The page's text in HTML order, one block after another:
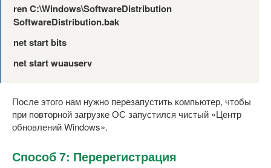
ren C:\Windows\SoftwareDistribution
SoftwareDistribution.bak
net start bits
net start wuauserv
После этого нам нужно перезапустить компьютер, чтобы
при повторной загрузке ОС запустился чистый «Центр
обновлений Windows».
Способ 7: Перерегистрация